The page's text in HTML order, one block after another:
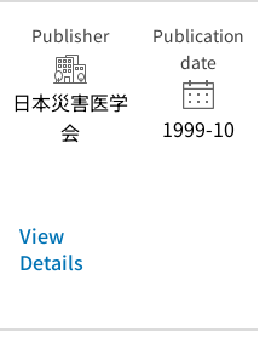
Publisher
日本災害医学
会
Publication
date
1999-10
View
Details